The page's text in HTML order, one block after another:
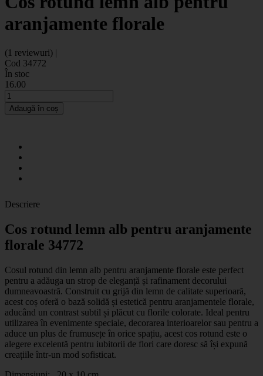
aranjamente florale
(1 reviewuri) |
Cod 34772
În stoc
16.00
Adaugă în coș
Descriere
Cos rotund lemn alb pentru aranjamente
florale 34772
Cosul rotund din lemn alb pentru aranjamente florale este perfect
pentru a adăuga un strop de eleganță și rafinament decorului
dumneavoastră. Construit cu grijă din lemn de calitate superioară,
acest coș oferă o bază solidă și estetică pentru aranjamentele florale,
aducând un contrast subtil și plăcut cu florile colorate. Ideal pentru
utilizarea în evenimente speciale, decorarea interioarelor sau pentru a
aduce un plus de frumusețe în orice spațiu, acest cos rotund este o
alegere excelentă pentru iubitorii de flori care doresc să își expună
creațiile într-un mod sofisticat.